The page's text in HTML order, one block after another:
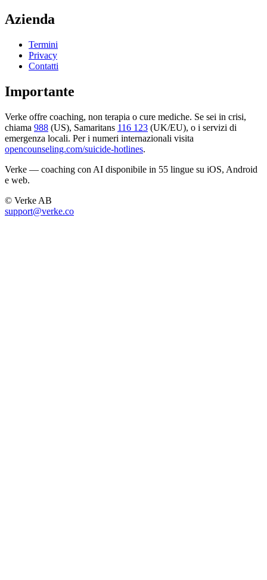
Azienda
Termini
Privacy
Contatti
Importante
Verke offre coaching, non terapia o cure mediche. Se sei in crisi,
chiama 988 (US), Samaritans 116 123 (UK/EU), o i servizi di
emergenza locali. Per i numeri internazionali visita
opencounseling.com/suicide-hotlines.
Verke — coaching con AI disponibile in 55 lingue su iOS, Android
e web.
© Verke AB
support@verke.co